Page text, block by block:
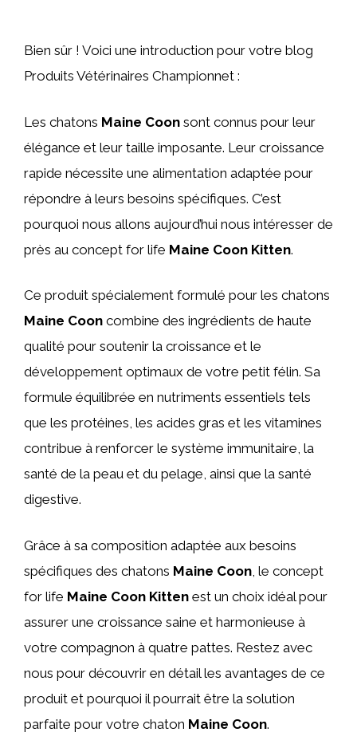
Bien sûr ! Voici une introduction pour votre blog
Produits Vétérinaires Championnet :
Les chatons Maine Coon sont connus pour leur
élégance et leur taille imposante. Leur croissance
rapide nécessite une alimentation adaptée pour
répondre à leurs besoins spécifiques. C’est
pourquoi nous allons aujourd’hui nous intéresser de
près au concept for life Maine Coon Kitten.
Ce produit spécialement formulé pour les chatons
Maine Coon combine des ingrédients de haute
qualité pour soutenir la croissance et le
développement optimaux de votre petit félin. Sa
formule équilibrée en nutriments essentiels tels
que les protéines, les acides gras et les vitamines
contribue à renforcer le système immunitaire, la
santé de la peau et du pelage, ainsi que la santé
digestive.
Grâce à sa composition adaptée aux besoins
spécifiques des chatons Maine Coon , le concept
for life Maine Coon Kitten est un choix idéal pour
assurer une croissance saine et harmonieuse à
votre compagnon à quatre pattes. Restez avec
nous pour découvrir en détail les avantages de ce
produit et pourquoi il pourrait être la solution
parfaite pour votre chaton Maine Coon.